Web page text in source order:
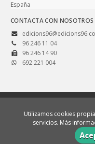
España
CONTACTA CON NOSOTROS
96 246 11 04
96 246 14 90
692 221 004
Aviso legal
Utilizamos cookies
servicios. Más